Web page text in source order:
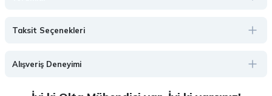
Taksit Seçenekleri
Alışveriş Deneyimi